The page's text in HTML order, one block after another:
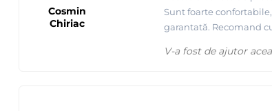
Sunt foarte
garantată. Recomand
Cosmin
Chiriac
V-a fost de ajutor